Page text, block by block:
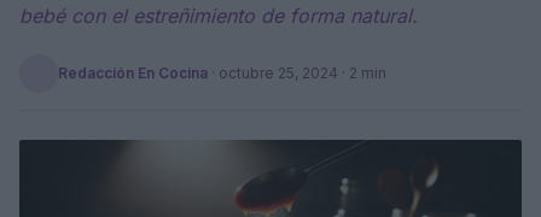
bebé con el estreñimiento de forma natural.
Redacción En Cocina · octubre 25, 2024 · 2 min